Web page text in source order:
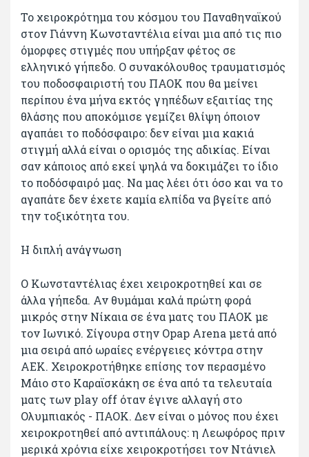
Το χειροκρότημα του κόσμου του Παναθηναϊκού
στον Γιάννη Κωνσταντέλια είναι μια από τις πιο
όμορφες στιγμές που υπήρξαν φέτος σε
ελληνικό γήπεδο. Ο συνακόλουθος τραυματισμός
του ποδοσφαιριστή του ΠΑΟΚ που θα μείνει
περίπου ένα μήνα εκτός γηπέδων εξαιτίας της
θλάσης που αποκόμισε γεμίζει θλίψη όποιον
αγαπάει το ποδόσφαιρο: δεν είναι μια κακιά
στιγμή αλλά είναι ο ορισμός της αδικίας. Είναι
σαν κάποιος από εκεί ψηλά να δοκιμάζει το ίδιο
το ποδόσφαιρό μας. Να μας λέει ότι όσο και να το
αγαπάτε δεν έχετε καμία ελπίδα να βγείτε από
την τοξικότητα του.
Η διπλή ανάγνωση
Ο Κωνσταντέλιας έχει χειροκροτηθεί και σε
άλλα γήπεδα. Αν θυμάμαι καλά πρώτη φορά
μικρός στην Νίκαια σε ένα ματς του ΠΑΟΚ με
τον Ιωνικό. Σίγουρα στην Opap Arena μετά από
μια σειρά από ωραίες ενέργειες κόντρα στην
ΑΕΚ. Χειροκροτήθηκε επίσης τον περασμένο
Μάιο στο Καραϊσκάκη σε ένα από τα τελευταία
ματς των play off όταν έγινε αλλαγή στο
Ολυμπιακός - ΠΑΟΚ. Δεν είναι ο μόνος που έχει
χειροκροτηθεί από αντιπάλους: η Λεωφόρος πριν
μερικά χρόνια είχε χειροκροτήσει τον Ντάνιελ